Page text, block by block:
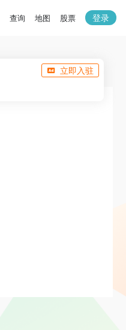
查询 地图 股票 登录
立即入驻